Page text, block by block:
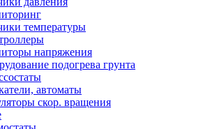
температуры
напряжения
подогрева грунта
автоматы
скор. вращения